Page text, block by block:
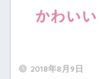
2018年8月9日